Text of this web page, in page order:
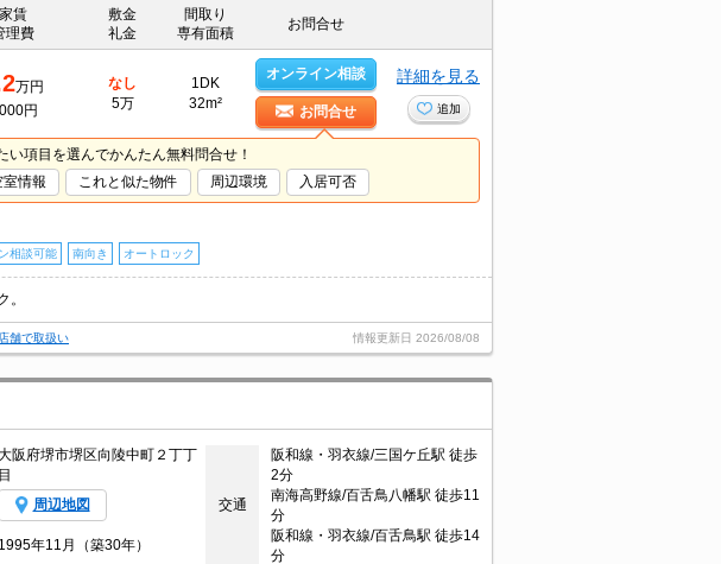
家賃
理費
敷金
礼金
間取り
専有面積
お問合せ
万円
円
なし
5万
1DK
32m²
オンライン相談
お問合せ
詳細を見る
追加
い項目を選んでかんたん無料問合せ！
室情報 これと似た物件 周辺環境 入居可否
相談可能 南向き オートロック
。
舗で取扱い 情報更新日 2026/08/08
阪府堺市堺区向陵中町２丁丁
目
周辺地図 交通
阪和線・羽衣線/三国ケ丘駅 徒歩
2分
南海高野線/百舌鳥八幡駅 徒歩11
分
阪和線・羽衣線/百舌鳥駅 徒歩14
分
1995年11月（築30年）